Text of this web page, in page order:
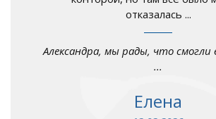
отказалась ...
Александра, мы рады, что смогли
...
Елена